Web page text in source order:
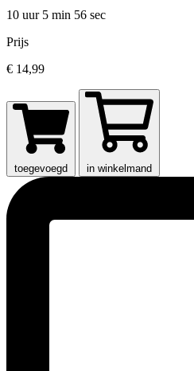
10 uur 5 min 56 sec
Prijs
€ 14,99
toegevoegd in winkelmand